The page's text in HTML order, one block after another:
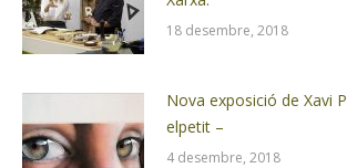
18 desembre, 2018
Nova exposició de Xavi
elpetit –
4 desembre, 2018